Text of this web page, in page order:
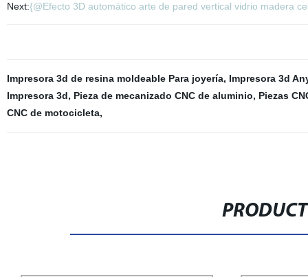
Next:{@Efecto 3D automático arte de pared vertical vidrio madera
Impresora 3d de resina moldeable Para joyería, Impresora 3d
Impresora 3d, Pieza de mecanizado CNC de aluminio, Piezas
CNC de motocicleta,